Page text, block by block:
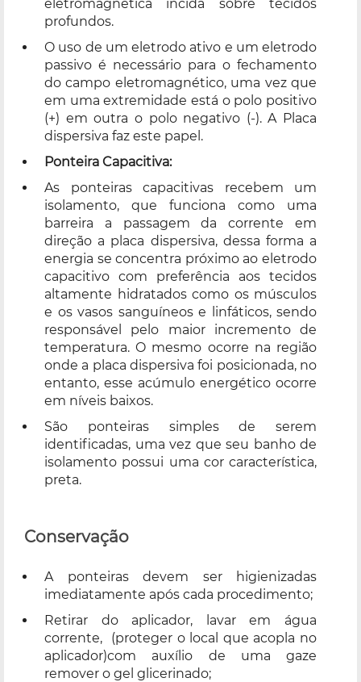
eletromagnética incida sobre tecidos
profundos.
O uso de um eletrodo ativo e um eletrodo
passivo é necessário para o fechamento
do campo eletromagnético, uma vez que
em uma extremidade está o polo positivo
(+) em outra o polo negativo (-). A Placa
dispersiva faz este papel.
Ponteira Capacitiva:
As ponteiras capacitivas recebem um
isolamento, que funciona como uma
barreira a passagem da corrente em
direção a placa dispersiva, dessa forma a
energia se concentra próximo ao eletrodo
capacitivo com preferência aos tecidos
altamente hidratados como os músculos
e os vasos sanguíneos e linfáticos, sendo
responsável pelo maior incremento de
temperatura. O mesmo ocorre na região
onde a placa dispersiva foi posicionada, no
entanto, esse acúmulo energético ocorre
em níveis baixos.
São ponteiras simples de serem
identificadas, uma vez que seu banho de
isolamento possui uma cor característica,
preta.
Conservação
A ponteiras devem ser higienizadas
imediatamente após cada procedimento;
Retirar do aplicador, lavar em água
corrente, (proteger o local que acopla no
aplicador)com auxílio de uma gaze
remover o gel glicerinado;